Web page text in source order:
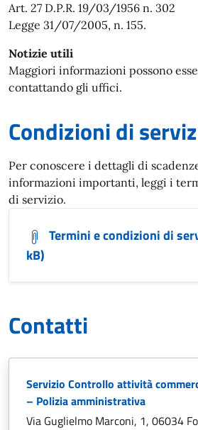
Art. 27 D.P.R. 19/03/1956 n. 302
Legge 31/07/2005, n. 155.
Notizie utili
Maggiori informazioni possono
contattando gli uffici.
Condizioni di
Per conoscere i dettagli di
informazioni importanti, leggi i
di servizio.
Termini e condizioni di
kB)
Contatti
Servizio Controllo attività
– Polizia amministrativa
Via Guglielmo Marconi, 1, 06034